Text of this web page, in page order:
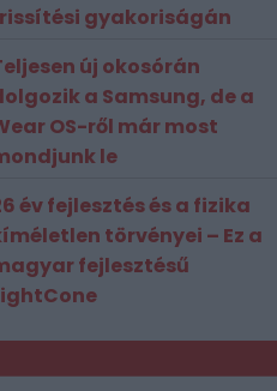
gyakoriságán
új okosórán
a Samsung, de a
OS-ről már most
le
év fejlesztés és a fizika
törvényei – Ez a
fejlesztésű